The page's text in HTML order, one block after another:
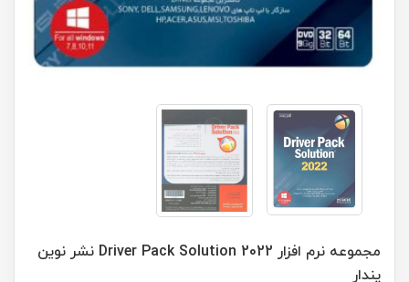
مجموعه نرم افزار Driver Pack Solution 2022 نشر نوین
پندار